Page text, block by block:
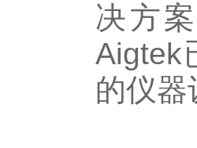
决方
Aigtek
的仪